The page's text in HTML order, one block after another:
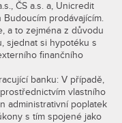
ČS a.s. a, Unicredit
Budoucím prodávajícím.
a to zejména z důvodu
sjednat si hypotéku s
finančního
banku: V případě,
vlastního
administrativní poplatek
s tím spojené jako